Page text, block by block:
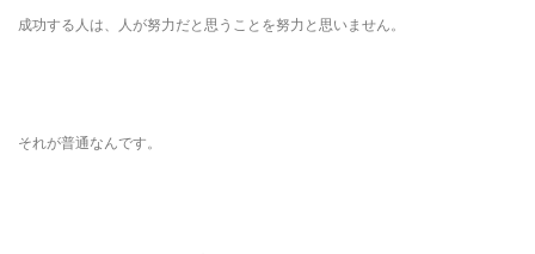
成功する人は、人が努力だと思うことを努力と思いません。
それが普通なんです。